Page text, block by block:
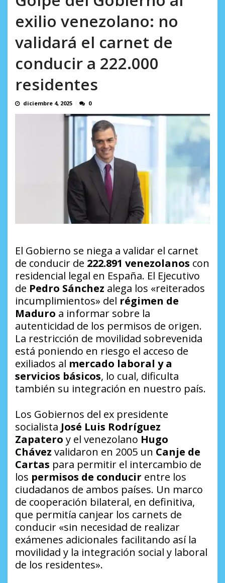
exilio venezolano: no
validará el carnet de
conducir a 222.000
residentes
diciembre 4, 2025 0
El Gobierno se niega a validar el carnet
de conducir de 222.891 venezolanos con
residencial legal en España. El Ejecutivo
de Pedro Sánchez alega los «reiterados
incumplimientos» del régimen de
Maduro a informar sobre la
autenticidad de los permisos de origen.
La restricción de movilidad sobrevenida
está poniendo en riesgo el acceso de
exiliados al mercado laboral y a
servicios básicos, lo cual, dificulta
también su integración en nuestro país.
Los Gobiernos del ex presidente
socialista José Luis Rodríguez
Zapatero y el venezolano Hugo
Chávez validaron en 2005 un Canje de
Cartas para permitir el intercambio de
los permisos de conducir entre los
ciudadanos de ambos países. Un marco
de cooperación bilateral, en definitiva,
que permitía canjear los carnets de
conducir «sin necesidad de realizar
exámenes adicionales facilitando así la
movilidad y la integración social y laboral
de los residentes».